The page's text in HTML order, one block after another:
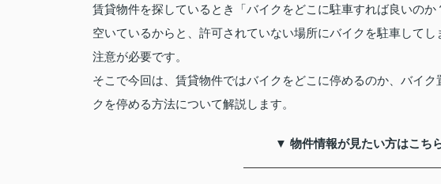
賃貸物件を探しているとき「バイクをどこに駐車すれば良いのか
空いているからと、許可されていない場所にバイクを駐車して
注意が必要です。
そこで今回は、賃貸物件ではバイクをどこに停めるのか、バイ
クを停める方法について解説します。
▼ 物件情報が見たい方はこち